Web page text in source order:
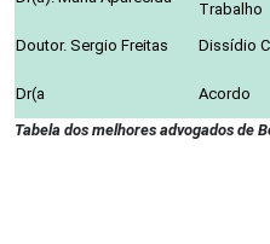
Trabalho
Doutor. Sergio Freitas
Dissídio
Dr(a
Acordo
Tabela dos melhores advogados de